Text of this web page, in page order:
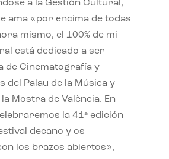
a la Gestión Cultural,
ama «por encima de todas
mismo, el 100% de mi
está dedicado a ser
de Cinematografía y
del Palau de la Música y
Mostra de València. En
la 41ª edición
decano y os
los brazos abiertos»,